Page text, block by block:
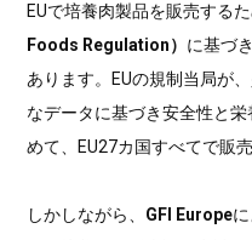
EUで培養肉製品を販売する
Foods Regulation） に基づ
あります。EUの規制当局が
なデータに基づき安全性と
めて、EU27カ国すべてで販
しかしながら、 GFI Europe